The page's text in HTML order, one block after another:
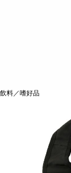
飲料／嗜好品